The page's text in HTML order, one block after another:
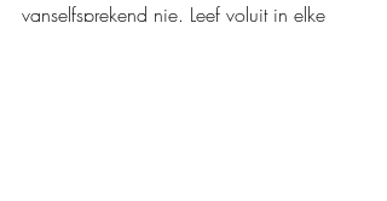
vanselfsprekend nie. Leef voluit in elke